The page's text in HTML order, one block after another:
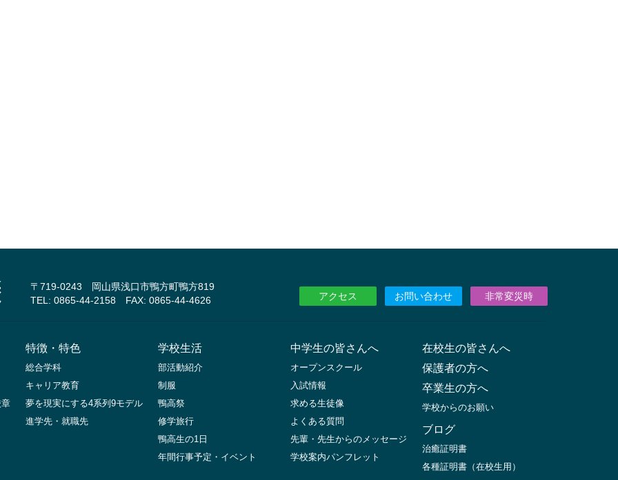
〒719-0243 岡山県浅口市鴨方町鴨方819
TEL: 0865-44-2158 FAX: 0865-44-4626
アクセス お問い合わせ 非常変災時
特徴・特色
総合学科
キャリア教育
夢を現実にする4系列9モデル
進学先・就職先
学校生活
部活動紹介
制服
鴨高祭
修学旅行
鴨高生の1日
年間行事予定・イベント
中学生の皆さんへ
オープンスクール
入試情報
求める生徒像
よくある質問
先輩・先生からのメッセージ
学校案内パンフレット
在校生の皆さんへ
保護者の方へ
卒業生の方へ
学校からのお願い
ブログ
治癒証明書
各種証明書（在校生用）